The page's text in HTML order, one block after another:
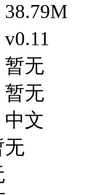
38.79M
v0.11
暂无
暂无
中文
无